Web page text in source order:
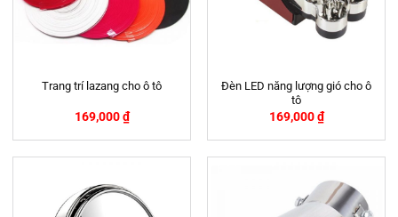
Trang trí lazang cho ô tô
169,000₫
Đèn LED năng lượng gió cho ô
tô
169,000₫